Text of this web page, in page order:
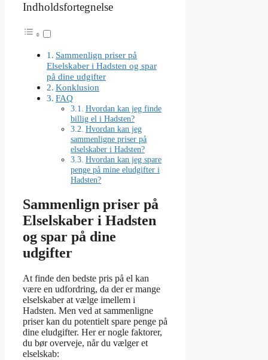
Indholdsfortegnelse
Sammenlign priser på
Elselskaber i Hadsten og spar
på dine udgifter
Konklusion
FAQ
Hvordan kan jeg finde
billig el i Hadsten?
Hvordan kan jeg
sammenligne priser på
elselskaber i Hadsten?
Hvordan kan jeg spare
penge på mine eludgifter i
Hadsten?
Sammenlign priser på
Elselskaber i Hadsten
og spar på dine
udgifter
At finde den bedste pris på el kan
være en udfordring, da der er mange
elselskaber at vælge imellem i
Hadsten. Men ved at sammenligne
priser kan du potentielt spare penge på
dine eludgifter. Her er nogle faktorer,
du bør overveje, når du vælger et
elselskab: